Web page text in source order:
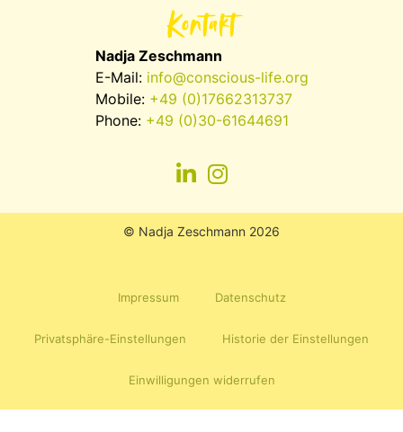
Kontakt
Nadja Zeschmann
E-Mail: info@conscious-life.org
Mobile: +49 (0)17662313737
Phone: +49 (0)30-61644691
© Nadja Zeschmann 2026
Impressum Datenschutz
Privatsphäre-Einstellungen Historie der Einstellungen
Einwilligungen widerrufen